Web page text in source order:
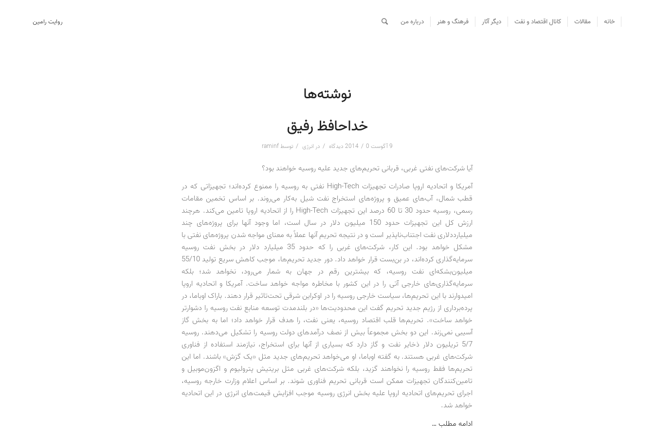
روایت رامین خانه مقالات کانال اقتصاد و نفت دیگر آثار فرهنگ و هنر درباره من
نوشته‌ها
خداحافظ رفیق
9 آگوست 2014 / 0 دیدگاه / در انرژی / توسطraminf
آیا شرکت‌های نفتی غربی، قربانی تحریم‌های جدید علیه روسیه خواهند بود؟
آمریکا و اتحادیه اروپا صادرات تجهیزات High-Tech نفتی به روسیه را ممنوع کرده‌اند؛ تجهیزاتی که در
قطب شمال، آب‌های عمیق و پروژه‌های استخراج نفت شیل به‌کار می‌روند. بر اساس تخمین مقامات
رسمی، روسیه حدود 30 تا 60 درصد این تجهیزات High-Tech را از اتحادیه اروپا تامین می‌کند. هرچند
ارزش کل این تجهیزات حدود 150 میلیون دلار در سال است، اما وجود آنها برای پروژه‌های چند
میلیارد‌دلاری نفت اجتناب‌ناپذیر است و در نتیجه تحریم آنها عملاً به معنای مواجه ‌شدن پروژه‌های نفتی با
مشکل خواهد بود. این کار، شرکت‌های غربی را که حدود 35 میلیارد دلار در بخش نفت روسیه
سرمایه‌گذاری کرده‌اند، در بن‌بست قرار خواهد داد. دور جدید تحریم‌ها، موجب کاهش سریع تولید 55/10
میلیون‌بشکه‌ای نفت روسیه، که بیشترین رقم در جهان به شمار می‌رود، نخواهد شد؛ بلکه
سرمایه‌گذاری‌های خارجی آتی را در این کشور با مخاطره مواجه خواهد ساخت. آمریکا و اتحادیه اروپا
امیدوارند با این تحریم‌ها، سیاست خارجی روسیه را در اوکراین شرقی تحت‌تاثیر قرار دهند. باراک اوباما، در
پرده‌برداری از رژیم جدید تحریم گفت این محدودیت‌ها «در بلندمدت توسعه منابع نفت روسیه را دشوارتر
خواهد ساخت». تحریم‌ها قلب اقتصاد روسیه، یعنی نفت، را هدف قرار خواهد داد؛ اما به بخش گاز
آسیبی نمی‌زند. این دو بخش مجموعاً بیش از نصف درآمدهای دولت روسیه را تشکیل می‌دهند. روسیه
5/7 تریلیون دلار ذخایر نفت و گاز دارد که بسیاری از آنها برای استخراج، نیازمند استفاده از فناوری
شرکت‌های غربی هستند. به گفته اوباما، او می‌خواهد تحریم‌های جدید مثل «یک گزش» باشند. اما این
تحریم‌ها فقط روسیه را نخواهند گزید، بلکه شرکت‌های غربی مثل بریتیش پترولیوم و اگزون‌موبیل و
تامین‌کنندگان تجهیزات ممکن است قربانی تحریم فناوری شوند. بر اساس اعلام وزارت خارجه روسیه،
اجرای تحریم‌های اتحادیه اروپا علیه بخش انرژی روسیه موجب افزایش قیمت‌های انرژی در این اتحادیه
خواهد شد.
ادامه مطلب …